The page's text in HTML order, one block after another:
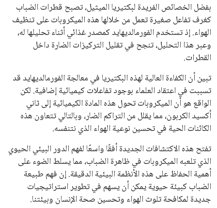
بفضل الخصائص الفريدة لبكتيريا الميثيل، تصبح قطرات الضباب
كغرف تفاعل صغيرة تعمل من خلالها هذه الميكروبات على تنظيف
الهواء. إذ تستخدم الفورمالديهايد كمصدر غذائي أثناء تحليلها له،
وعبر هذا التحليل، تنجح في تقليل التركيزات الضارة داخل
القطرات.
تبين أن الكفاءة العالية لهذه البكتيريا في معالجة الفورمالديهايد قد
تسببت في اعتقاد العلماء بوجود تفاعلات كيميائية إضافية. لكن
الواقع هو أن الميكروبات تحول هذه المادة الكيميائية إلى ثاني
أكسيد الكربون، مما يقلل من التراكم الضار، وبالتالي تتعاون هذه
الكائنات الحية في تحسين نوعية الهواء الذي نتنفسه.
تفتح هذه الاكتشافات الجديدة أفقًا واسعًا لفهم الدور البيئي الحيوي
الذي تلعبه الميكروبات في ظاهرة الضباب، مما يسلط الضوء على
أهمية الحفاظ على هذه الأنظمة البيئية الدقيقة. إن فهم طبيعة
الضباب كبيئة حيوية يمكن أن يسهم في تطوير استراتيجيات
جديدة لمكافحة تلوث الهواء وتحسين صحة الإنسان وبيئتنا.